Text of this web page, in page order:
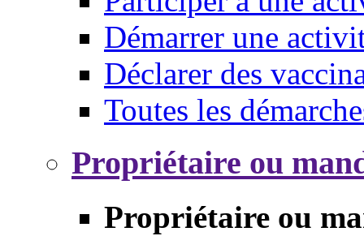
Démarrer une
Déclarer des
Toutes les
Propriétaire ou
Propriétaire ou